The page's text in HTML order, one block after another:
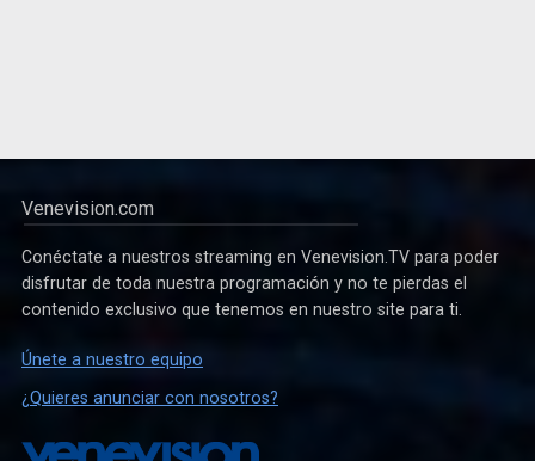
Venevision.com
Conéctate a nuestros streaming en Venevision.TV para poder
disfrutar de toda nuestra programación y no te pierdas el
contenido exclusivo que tenemos en nuestro site para ti.
Únete a nuestro equipo
¿Quieres anunciar con nosotros?